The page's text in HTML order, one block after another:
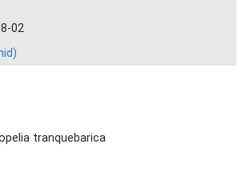
02
tranquebarica